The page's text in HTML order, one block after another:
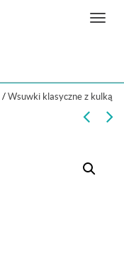
N
g
a
/ Wsuwki klasyczne z kulką